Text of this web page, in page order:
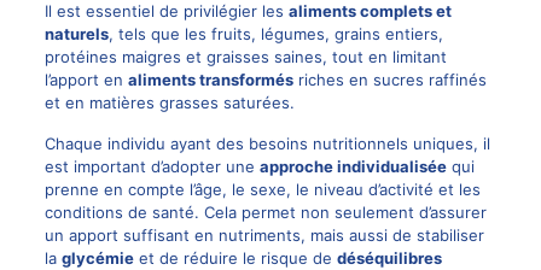
Il est essentiel de privilégier les aliments complets et
naturels, tels que les fruits, légumes, grains entiers,
protéines maigres et graisses saines, tout en limitant
l’apport en aliments transformésriches en sucres raffinés
et en matières grasses saturées.
Chaque individu ayant des besoins nutritionnels uniques, il
est important d’adopter une approche individualiséequi
prenne en compte l’âge, le sexe, le niveau d’activité et les
conditions de santé. Cela permet non seulement d’assurer
un apport suffisant en nutriments, mais aussi de stabiliser
la glycémieet de réduire le risque de déséquilibres